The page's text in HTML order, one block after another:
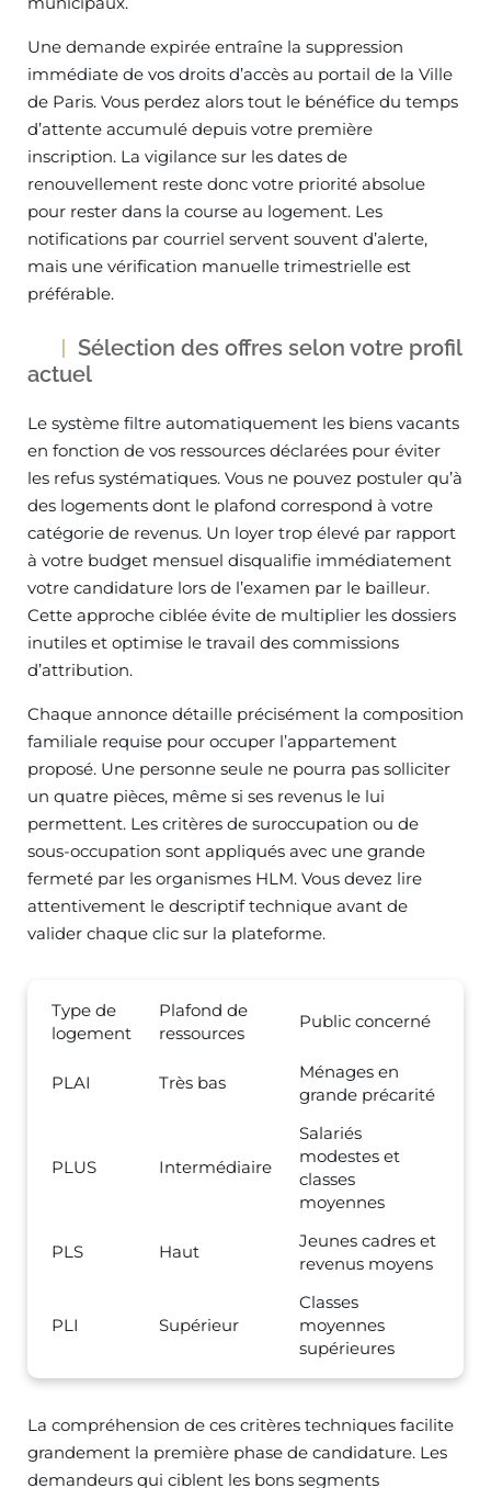
Une demande expirée entraîne la suppression
immédiate de vos droits d’accès au portail de la Ville
de Paris. Vous perdez alors tout le bénéfice du temps
d’attente accumulé depuis votre première
inscription. La vigilance sur les dates de
renouvellement reste donc votre priorité absolue
pour rester dans la course au logement. Les
notifications par courriel servent souvent d’alerte,
mais une vérification manuelle trimestrielle est
préférable.
Sélection des offres selon votre profil
actuel
Le système filtre automatiquement les biens vacants
en fonction de vos ressources déclarées pour éviter
les refus systématiques. Vous ne pouvez postuler qu’à
des logements dont le plafond correspond à votre
catégorie de revenus. Un loyer trop élevé par rapport
à votre budget mensuel disqualifie immédiatement
votre candidature lors de l’examen par le bailleur.
Cette approche ciblée évite de multiplier les dossiers
inutiles et optimise le travail des commissions
d’attribution.
Chaque annonce détaille précisément la composition
familiale requise pour occuper l’appartement
proposé. Une personne seule ne pourra pas solliciter
un quatre pièces, même si ses revenus le lui
permettent. Les critères de suroccupation ou de
sous-occupation sont appliqués avec une grande
fermeté par les organismes HLM. Vous devez lire
attentivement le descriptif technique avant de
valider chaque clic sur la plateforme.
Type de
logement
Plafond de
ressources
Public concerné
PLAI Très bas
Ménages en
grande précarité
PLUS Intermédiaire
Salariés
modestes et
classes
moyennes
PLS Haut
Jeunes cadres et
revenus moyens
PLI Supérieur
Classes
moyennes
supérieures
La compréhension de ces critères techniques facilite
grandement la première phase de candidature. Les
demandeurs qui ciblent les bons segments